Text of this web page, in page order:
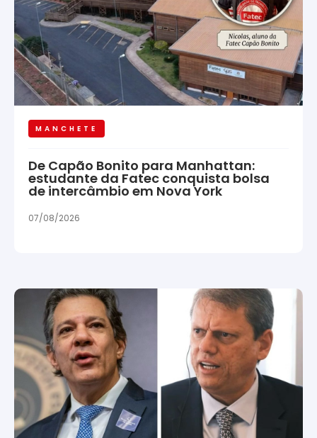
MANCHETE
De Capão Bonito para Manhattan:
estudante da Fatec conquista bolsa
de intercâmbio em Nova York
07/08/2026